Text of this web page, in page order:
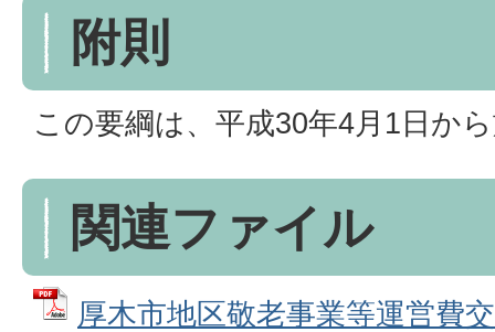
附則
この要綱は、平成30年4月1日か
関連ファイル
厚木市地区敬老事業等運営費